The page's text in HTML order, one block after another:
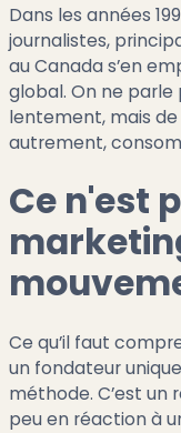
Dans les années
journalistes,
au Canada s’en
global. On ne
lentement, mais
autrement,
Ce n'est
Ce qu’il faut
un fondateur
méthode. C’est un
peu en réaction à